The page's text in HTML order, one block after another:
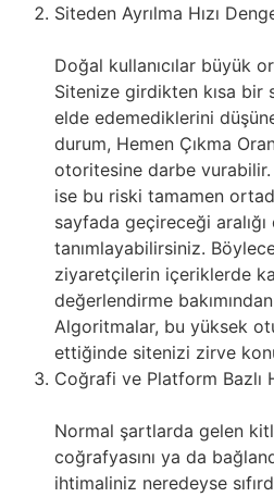
Siteden Ayrılma Hızı
Doğal kullanıcılar büyük
Sitenize girdikten kısa bir
elde edemediklerini
durum, Hemen Çıkma
otoritesine darbe
ise bu riski tamamen
sayfada geçireceği
tanımlayabilirsiniz.
ziyaretçilerin içeriklerde
değerlendirme
Algoritmalar, bu yüksek
ettiğinde sitenizi zirve
Coğrafi ve Platform Bazlı
Normal şartlarda gelen
coğrafyasını ya da
ihtimaliniz neredeyse